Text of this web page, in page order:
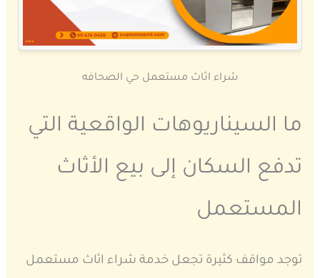
شراء اثاث مستعمل حي الصحافه
ما السيناريوهات الواقعية التي
تدفع السكان إلى بيع الأثاث
المستعمل
توجد مواقف كثيرة تجعل خدمة شراء اثاث مستعمل